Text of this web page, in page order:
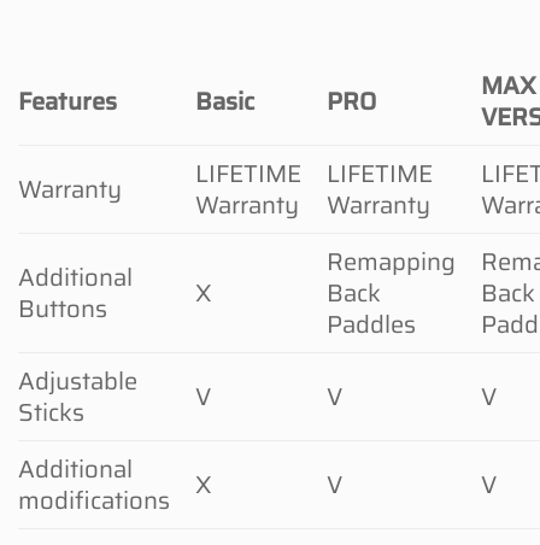
Features Basic PRO
MAX
Warranty
LIFETIME
Warranty
LIFETIME
Warranty
Additional
Buttons
X
Remapping
Back
Paddles
Back
Adjustable
Sticks
V V
V
Additional
modifications
X V
V